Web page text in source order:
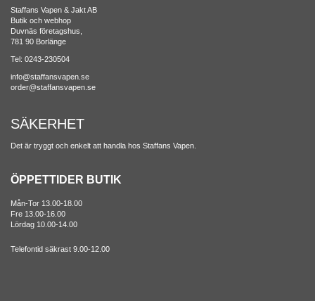
Staffans Vapen & Jakt AB
Butik och webhop
Duvnäs företagshus,
781 90 Borlänge
Tel: 0243-230504
info@staffansvapen.se
order@staffansvapen.se
SÄKERHET
Det är tryggt och enkelt att handla hos Staffans Vapen.
ÖPPETTIDER BUTIK
Mån-Tor 13.00-18.00
Fre 13.00-16.00
Lördag 10.00-14.00
Telefontid säkrast 9.00-12.00